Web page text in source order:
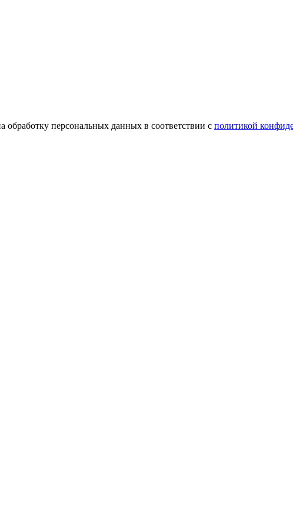
обработку персональных данных в соответствии с политикой